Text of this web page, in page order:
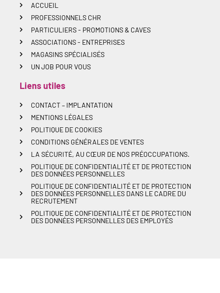
ACCUEIL
PROFESSIONNELS CHR
PARTICULIERS - PROMOTIONS & CAVES
ASSOCIATIONS - ENTREPRISES
MAGASINS SPÉCIALISÉS
UN JOB POUR VOUS
Liens utiles
CONTACT – IMPLANTATION
MENTIONS LÉGALES
POLITIQUE DE COOKIES
CONDITIONS GÉNÉRALES DE VENTES
LA SÉCURITÉ, AU CŒUR DE NOS PRÉOCCUPATIONS.
POLITIQUE DE CONFIDENTIALITÉ ET DE PROTECTION
DES DONNÉES PERSONNELLES
POLITIQUE DE CONFIDENTIALITÉ ET DE PROTECTION
DES DONNÉES PERSONNELLES DANS LE CADRE DU
RECRUTEMENT
POLITIQUE DE CONFIDENTIALITÉ ET DE PROTECTION
DES DONNÉES PERSONNELLES DES EMPLOYÉS